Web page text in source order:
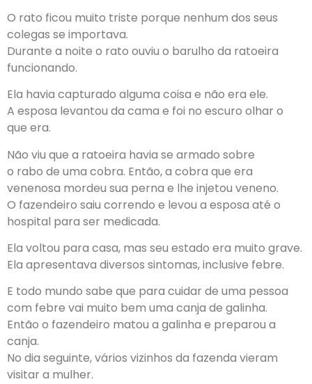
O rato ficou muito triste porque nenhum dos seus
colegas se importava.
Durante a noite o rato ouviu o barulho da ratoeira
funcionando.
Ela havia capturado alguma coisa e não era ele.
A esposa levantou da cama e foi no escuro olhar o
que era.
Não viu que a ratoeira havia se armado sobre
o rabo de uma cobra. Então, a cobra que era
venenosa mordeu sua perna e lhe injetou veneno.
O fazendeiro saiu correndo e levou a esposa até o
hospital para ser medicada.
Ela voltou para casa, mas seu estado era muito grave.
Ela apresentava diversos sintomas, inclusive febre.
E todo mundo sabe que para cuidar de uma pessoa
com febre vai muito bem uma canja de galinha.
Então o fazendeiro matou a galinha e preparou a
canja.
No dia seguinte, vários vizinhos da fazenda vieram
visitar a mulher.